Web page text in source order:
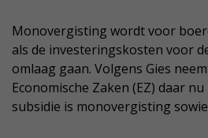
Monovergisting wordt voor
als de investeringskosten voor
omlaag gaan. Volgens Gies
Economische Zaken (EZ) daar
subsidie is monovergisting